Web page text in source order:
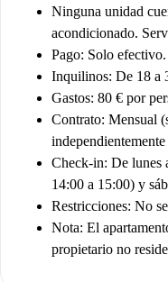
Ninguna unidad
acondicionado.
Pago: Solo efectivo.
Inquilinos: De 18 a
Gastos: 80 € por
Contrato: Mensual
Check-in: De lunes
14:00 a 15:00) y
Restricciones: No
Nota: El
propietario no